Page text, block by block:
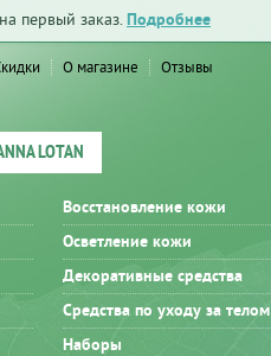
первый заказ. Подробнее
О магазине Отзывы
LOTAN
Восстановление кожи
Осветление кожи
Декоративные средства
Средства по уходу за телом
Наборы